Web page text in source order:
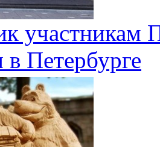
участникам
Петербурге